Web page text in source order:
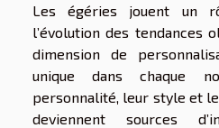
Les égéries jouent un
l’évolution des tendances
dimension de
unique dans chaque
personnalité, leur style et
deviennent sources